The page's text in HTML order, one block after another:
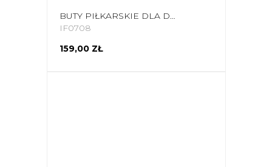
BUTY PIŁKARSKIE DLA DZIECI ADIDAS X CRAZYFAST CLUB TF IF0708
IF0708
159,00 ZŁ